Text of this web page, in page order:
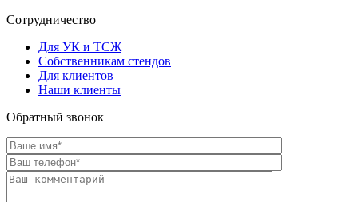
Сотрудничество
Для УК и ТСЖ
Собственникам стендов
Для клиентов
Наши клиенты
Обратный звонок